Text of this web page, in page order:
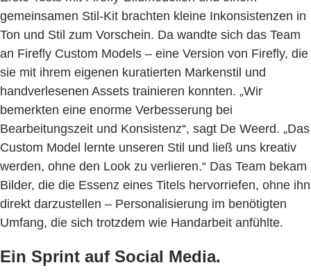
gemeinsamen Stil-Kit brachten kleine Inkonsistenzen in
Ton und Stil zum Vorschein. Da wandte sich das Team
an Firefly Custom Models – eine Version von Firefly, die
sie mit ihrem eigenen kuratierten Markenstil und
handverlesenen Assets trainieren konnten. „Wir
bemerkten eine enorme Verbesserung bei
Bearbeitungszeit und Konsistenz“, sagt De Weerd. „Das
Custom Model lernte unseren Stil und ließ uns kreativ
werden, ohne den Look zu verlieren.“ Das Team bekam
Bilder, die die Essenz eines Titels hervorriefen, ohne ihn
direkt darzustellen – Personalisierung im benötigten
Umfang, die sich trotzdem wie Handarbeit anfühlte.
Ein Sprint auf Social Media.